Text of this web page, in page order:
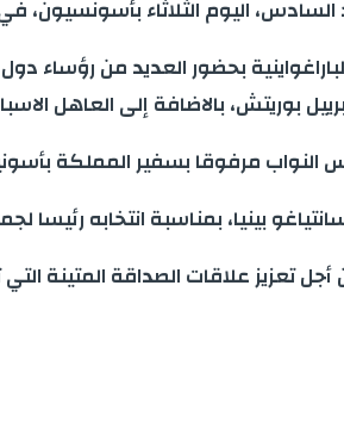
اليوم الثلاثاء بأسونسيون، في
بحضور العديد من رؤساء دول
بوريتش، بالاضافة إلى العاهل
مرفوقا بسفير المملكة
بينيا، بمناسبة انتخابه رئيسا
علاقات الصداقة المتينة التي